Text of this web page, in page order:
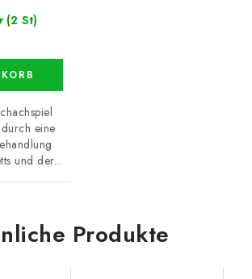
(2 St)
eine
und der...
Produkte